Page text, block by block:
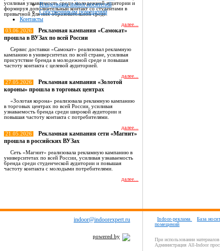
Владельцам indoor носителей
Собственникам помещений
Контакты
усиливая узнаваемость среди молодежной аудитории и
формируя дополнительный контакт со студентами в
привычной для них образовательной среде.
далее...
03.06.2026
Рекламная кампания «Самокат»
прошла в ВУЗах по всей России
Сервис доставки «Самокат» реализовал рекламную
кампанию в университетах по всей стране, усиливая
присутствие бренда в молодежной среде и повышая
частоту контакта с целевой аудиторией.
далее...
27.05.2026
Рекламная кампания «Золотой
короны» прошла в торговых центрах
«Золотая корона» реализовала рекламную кампанию
в торговых центрах по всей России, усиливая
узнаваемость бренда среди широкой аудитории и
повышая частоту контакта с потребителями.
далее...
21.05.2026
Рекламная кампания сети «Магнит»
прошла в российских ВУЗах
Сеть «Магнит» реализовала рекламную кампанию в
университетах по всей России, усиливая узнаваемость
бренда среди студенческой аудитории и повышая
частоту контакта с молодыми потребителями.
далее...
indoor@indoorexpert.ru
powered by
Indoor-реклама
База
помещений
При использовании
Администрация All-Indoor